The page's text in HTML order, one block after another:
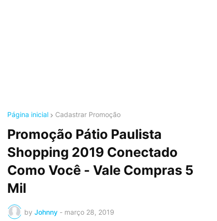
Página inicial Cadastrar Promoção
Promoção Pátio Paulista
Shopping 2019 Conectado
Como Você - Vale Compras 5
Mil
by Johnny - março 28, 2019